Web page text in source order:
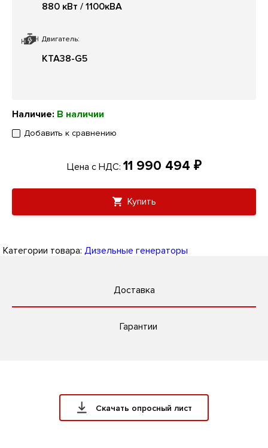
Двигатель:
KTA38-G5
880 кВт / 1100кВА
Наличие: В наличии
Добавить к сравнению
Цена с НДС: 11 990 494 ₽
Купить
Категории товара: Дизельные генераторы
Доставка
Гарантии
Скачать опросный лист